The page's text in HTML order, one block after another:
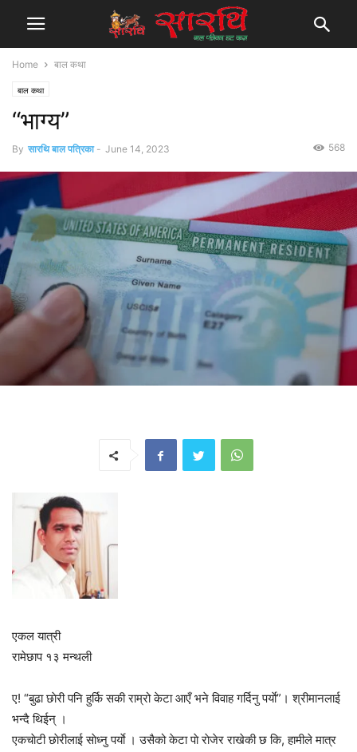
Home बाल कथा
बाल कथा
“भाग्य”
By सारथि बाल पत्रिका - June 14, 2023 568
एकल यात्री
रामेछाप १३ मन्थली
ए! “बुढा छाेरी पनि हुर्कि सकी राम्रो केटा आएँ भने विवाह गर्दिनु पर्याे”। श्रीमानलाई
भन्दै थिईन् ।
एकचाेटी छाेरीलाई साेध्नु पर्याे । उसैको केटा पाे राेजेर राखेकी छ कि, हामीले मात्र